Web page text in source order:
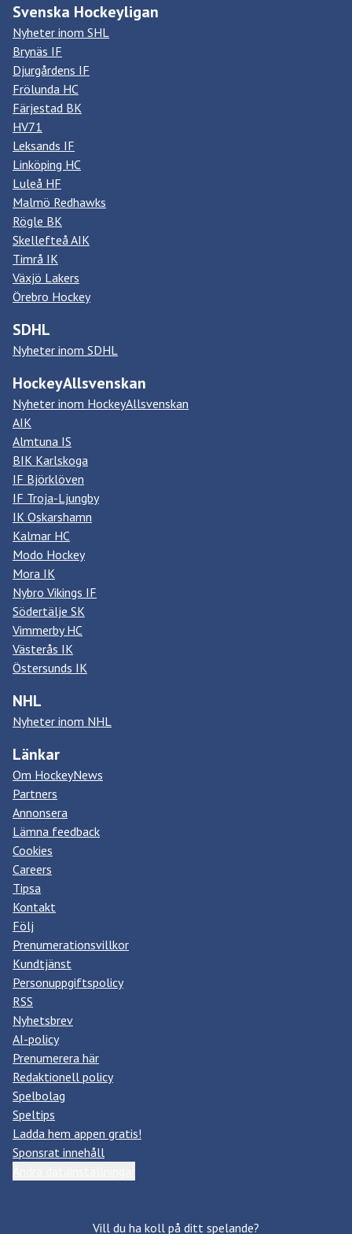
Svenska Hockeyligan
Nyheter inom SHL
Brynäs IF
Djurgårdens IF
Frölunda HC
Färjestad BK
HV71
Leksands IF
Linköping HC
Luleå HF
Malmö Redhawks
Rögle BK
Skellefteå AIK
Timrå IK
Växjö Lakers
Örebro Hockey
SDHL
Nyheter inom SDHL
HockeyAllsvenskan
Nyheter inom HockeyAllsvenskan
AIK
Almtuna IS
BIK Karlskoga
IF Björklöven
IF Troja-Ljungby
IK Oskarshamn
Kalmar HC
Modo Hockey
Mora IK
Nybro Vikings IF
Södertälje SK
Vimmerby HC
Västerås IK
Östersunds IK
NHL
Nyheter inom NHL
Länkar
Om HockeyNews
Partners
Annonsera
Lämna feedback
Cookies
Careers
Tipsa
Kontakt
Följ
Prenumerationsvillkor
Kundtjänst
Personuppgiftspolicy
RSS
Nyhetsbrev
AI-policy
Prenumerera här
Redaktionell policy
Spelbolag
Speltips
Ladda hem appen gratis!
Sponsrat innehåll
Vill du ha koll på ditt spelande?